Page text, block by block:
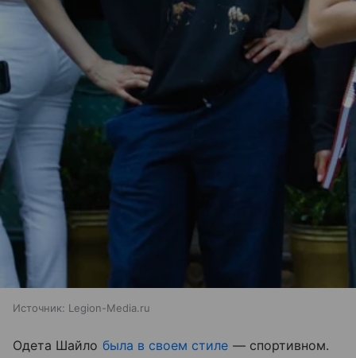
Источник: Legion-Media.ru
Одета Шайло была в своем стиле — спортивном.